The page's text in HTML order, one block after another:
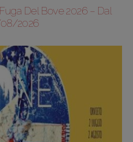
Del Bove 2026 – Dal
2026